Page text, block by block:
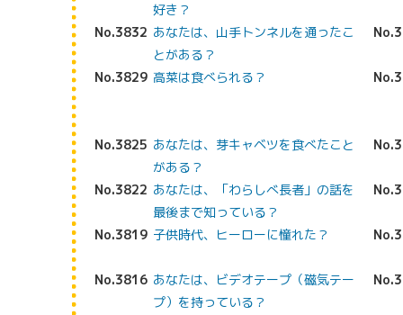
好き？
No.3832 あなたは、山手トンネルを通ったこ
とがある？
No.3829 高菜は食べられる？
No.3825 あなたは、芽キャベツを食べたこと
がある？
No.3822 あなたは、「わらしべ長者」の話を
最後まで知っている？
No.3819 子供時代、ヒーローに憧れた？
No.3816 あなたは、ビデオテープ（磁気テー
プ）を持っている？